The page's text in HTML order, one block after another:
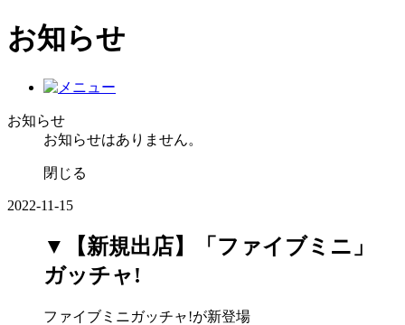
お知らせ
お知らせ
お知らせはありません。
閉じる
2022-11-15
▼【新規出店】「ファイブミニ」
ガッチャ!
ファイブミニガッチャ!が新登場